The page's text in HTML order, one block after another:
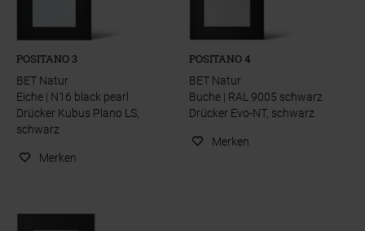
POSITANO 3
BET Natur
Eiche | N16 black pearl
Drücker Kubus Plano LS,
schwarz
Merken
POSITANO 4
BET Natur
Buche | RAL 9005 schwarz
Drücker Evo-NT, schwarz
Merken